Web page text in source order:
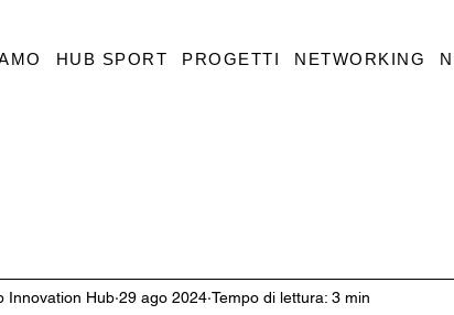
HUB SPORT PROGETTI NETWORKING
Innovation Hub 29 ago 2024 Tempo di lettura: 3 min